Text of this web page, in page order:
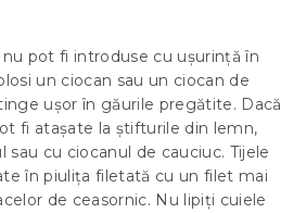
pot fi introduse cu ușurință în
un ciocan sau un ciocan de
ușor în găurile pregătite. Dacă
fi atașate la știfturile din lemn,
cu ciocanul de cauciuc. Tijele
în piulița filetată cu un filet mai
de ceasornic. Nu lipiți cuiele